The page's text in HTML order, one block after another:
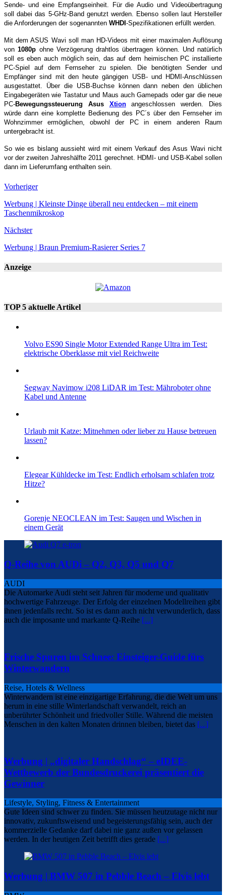
Sende- und eine Empfangseinheit. Für die Audio und Videoübertragung
soll dabei das 5-GHz-Band genutzt werden. Ebenso sollen laut Hersteller
die Anforderungen der sogenannten WHDI -Spezifikationen erfüllt werden.
Mit dem ASUS Wavi soll man HD-Videos mit einer maximalen Auflösung
von1080p ohne Verzögerung drahtlos übertragen können. Und natürlich
soll es eben auch möglich sein, das auf dem heimischen PC installierte
PC-Spiel auf dem Fernseher zu spielen. Die benötigten Sender und
Empfänger sind mit den heute gängigen USB- und HDMI-Anschlüssen
ausgestattet. Über die USB-Buchse können dann neben den üblichen
Eingabegeräten wie Tastatur und Maus auch Gamepads oder gar die neue
PC-Bewegungssteuerung Asus Xtionangeschlossen werden. Dies
würde dann eine komplette Bedienung des PC´s über den Fernseher im
Wohnzimmer ermöglichen, obwohl der PC in einem anderen Raum
untergebracht ist.
So wie es bislang aussieht wird mit einem Verkauf des Asus Wavi nicht
vor der zweiten Jahreshälfte 2011 gerechnet. HDMI- und USB-Kabel sollen
dann im Lieferumfang enthalten sein.
Vorheriger
Werbung | Kleinste Dinge überall neu entdecken – mit einem
Taschenmikroskop
Nächster
Werbung | Braun Premium-Rasierer Series 7
Anzeige
TOP 5 aktuelle Artikel
Volvo ES90 Single Motor Extended Range Ultra im Test:
elektrische Oberklasse mit viel Reichweite
Segway Navimow i208 LiDAR im Test: Mähroboter ohne
Kabel und Antenne
Urlaub mit Katze: Mitnehmen oder lieber zu Hause betreuen
lassen?
Elegear Kühldecke im Test: Endlich erholsam schlafen trotz
Hitze?
Gorenje NEOCLEAN im Test: Saugen und Wischen in
einem Gerät
Q-Reihe von AUDi – Q2, Q3, Q5 und Q7
AUDI
Die Automarke Audi steht seit Jahren für moderne und qualitativ
hochwertige Fahrzeuge. Der Erfolg der einzelnen Modellreihen gibt
ihnen jedenfalls recht. So ist es dann auch nicht verwunderlich, dass
auch die imposante und markante Q-Reihe [...]
Frische Spuren im Schnee: Einsteiger-Guide fürs
Winterwandern
Reise, Hotels & Wellness
Winterwandern ist eine einzigartige Erfahrung, die die Welt um uns
herum in eine stille Winterlandschaft verwandelt, reich an
unberührter Schönheit und friedvoller Stille. Während die meisten
Menschen in den kalten Monaten drinnen bleiben, bietet das [...]
Werbung | „digitaler Handschlag“ – eIDEE-
Wettbewerb der Bundesdruckerei präsentiert die
Gewinner
Lifestyle, Styling, Fitness & Entertainment
Gute Ideen sind schwer zu finden. Sie müssen heutzutage nicht nur
innovativ, zukunftsweisend und begeisterungsfähig sein, auch der
kommerzielle Gedanke darf dabei nie ganz außen vor gelassen
werden. In der heutigen Zeit betrifft dies gerade [...]
Werbung | BMW 507 in Pebble Beach – Elvis lebt